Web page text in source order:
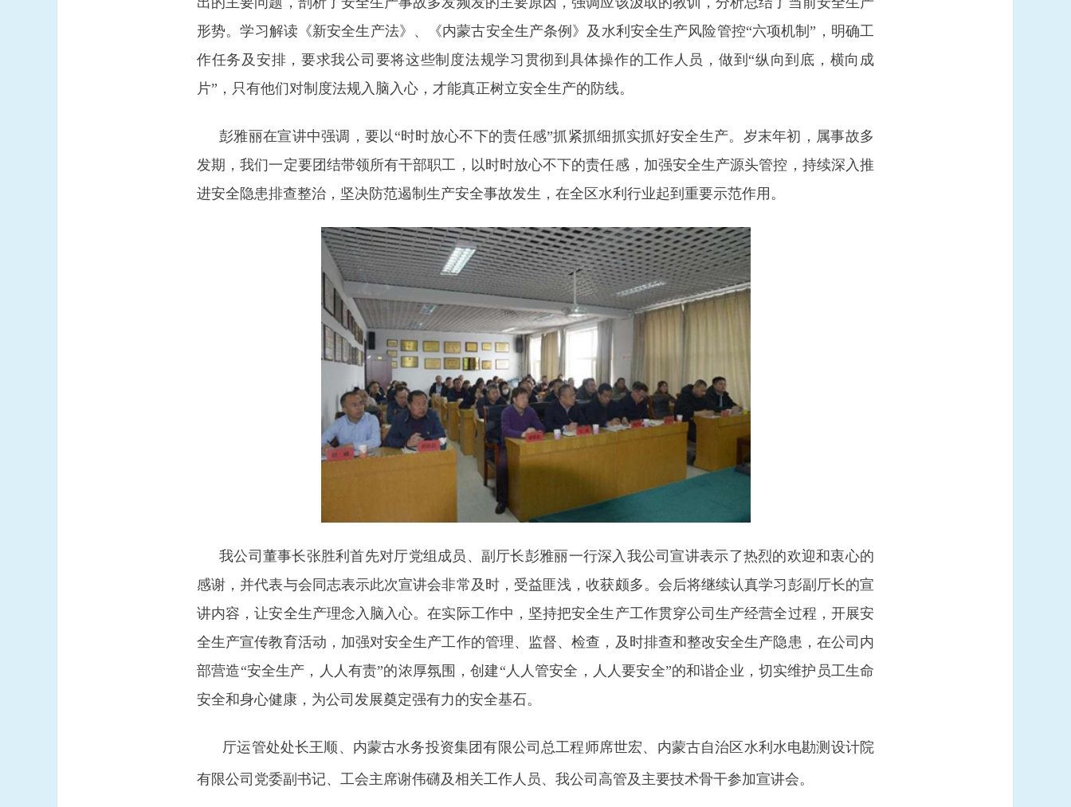
形势。学习解读《新安全生产法》、《内蒙古安全生产条例》及水利安全生产风险管控“六项机制”，明确工
作任务及安排，要求我公司要将这些制度法规学习贯彻到具体操作的工作人员，做到“纵向到底，横向成
片”，只有他们对制度法规入脑入心，才能真正树立安全生产的防线。
彭雅丽在宣讲中强调，要以“时时放心不下的责任感”抓紧抓细抓实抓好安全生产。岁末年初，属事故多
发期，我们一定要团结带领所有干部职工，以时时放心不下的责任感，加强安全生产源头管控，持续深入推
进安全隐患排查整治，坚决防范遏制生产安全事故发生，在全区水利行业起到重要示范作用。
我公司董事长张胜利首先对厅党组成员、副厅长彭雅丽一行深入我公司宣讲表示了热烈的欢迎和衷心的
感谢，并代表与会同志表示此次宣讲会非常及时，受益匪浅，收获颇多。会后将继续认真学习彭副厅长的宣
讲内容，让安全生产理念入脑入心。在实际工作中，坚持把安全生产工作贯穿公司生产经营全过程，开展安
全生产宣传教育活动，加强对安全生产工作的管理、监督、检查，及时排查和整改安全生产隐患，在公司内
部营造“安全生产，人人有责”的浓厚氛围，创建“人人管安全，人人要安全”的和谐企业，切实维护员工生命
安全和身心健康，为公司发展奠定强有力的安全基石。
厅运管处处长王顺、内蒙古水务投资集团有限公司总工程师席世宏、内蒙古自治区水利水电勘测设计院
有限公司党委副书记、工会主席谢伟礴及相关工作人员、我公司高管及主要技术骨干参加宣讲会。